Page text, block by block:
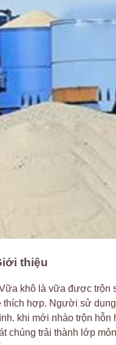
thiệu
khô là vữa được trộn
thích hợp. Người sử
khi mới nhào trộn hỗn
chúng trải thành lớp